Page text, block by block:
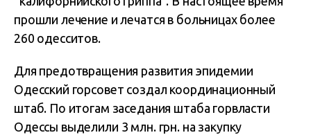
прошли лечение и лечатся в больницах более
260 одесситов.
Для предотвращения развития эпидемии
Одесский горсовет создал координационный
штаб. По итогам заседания штаба горвласти
Одессы выделили 3 млн. грн. на закупку